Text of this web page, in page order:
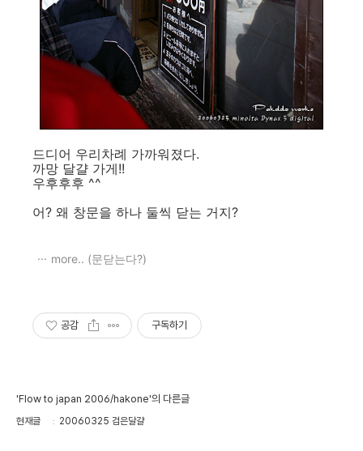
드디어 우리차례 가까워졌다.
까망 달걀 가게!!
우후후후 ^^
어? 왜 창문을 하나 둘씩 닫는 거지?
more.. (문닫는다?)
공감 구독하기
'Flow to japan 2006/hakone'의 다른글
현재글 20060325 검은달걀